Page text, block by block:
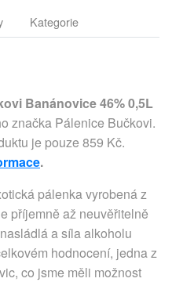
Kategorie
Banánovice 46% 0,5L
značka Pálenice Bučkovi.
je pouze 859 Kč.
.
pálenka vyrobená z
příjemně až neuvěřitelně
a síla alkoholu
hodnocení, jedna z
co jsme měli možnost